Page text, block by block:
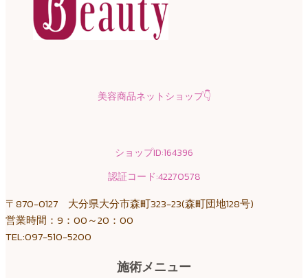
美容商品ネットショップ👇
ショップID:164396
認証コード:42270578
〒870-0127 大分県大分市森町323-23(森町団地128号)
営業時間：9：00～20：00
TEL:097-510-5200
施術メニュー